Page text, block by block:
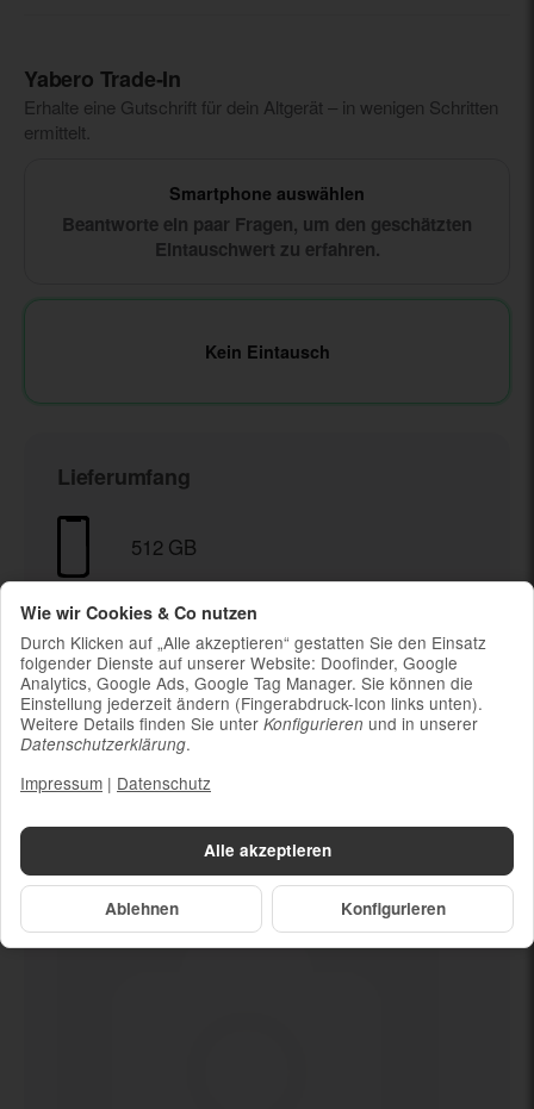
Yabero Trade‑In
Erhalte eine Gutschrift für dein Altgerät – in wenigen Schritten
ermittelt.
Smartphone auswählen
Beantworte ein paar Fragen, um den geschätzten
Eintauschwert zu erfahren.
Kein Eintausch
Lieferumfang
512 GB
Ladekabel (ohne Ladestecker)
Um die Nachhaltigkeit zu unterstützen und
weil die meisten neueren Smartphones
kabelloses Laden ermöglichen, ist kein
Ladestecker im Lieferumfang enthalten
Dein neues512 GB
Alle akzeptieren
Ablehnen Konfigurieren
Wie wir Cookies & Co nutzen
Durch Klicken auf „Alle akzeptieren“ gestatten Sie den Einsatz
folgender Dienste auf unserer Website: Doofinder, Google
Analytics, Google Ads, Google Tag Manager. Sie können die
Einstellung jederzeit ändern (Fingerabdruck-Icon links unten).
Weitere Details finden Sie unter Konfigurieren und in unserer
Datenschutzerklärung.
Impressum | Datenschutz